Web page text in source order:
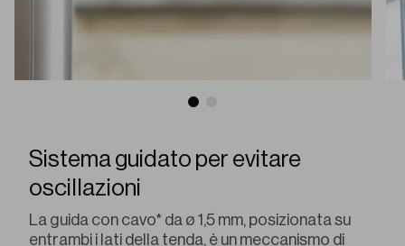
Sistema guidato per evitare
oscillazioni
La guida con cavo* da ø 1,5 mm, posizionata su
entrambi i lati della tenda, è un meccanismo di